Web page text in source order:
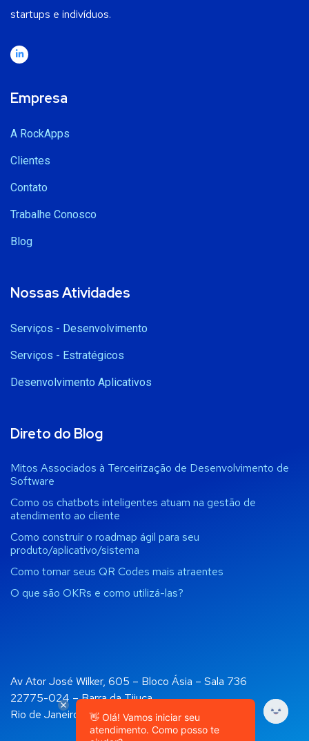
startups e indivíduos.
Empresa
A RockApps
Clientes
Contato
Trabalhe Conosco
Blog
Nossas Atividades
Serviços - Desenvolvimento
Serviços - Estratégicos
Desenvolvimento Aplicativos
Direto do Blog
Mitos Associados à Terceirização de Desenvolvimento de
Software
Como os chatbots inteligentes atuam na gestão de
atendimento ao cliente
Como construir o roadmap ágil para seu
produto/aplicativo/sistema
Como tornar seus QR Codes mais atraentes
O que são OKRs e como utilizá-las?
Av Ator José Wilker, 605 – Bloco Ásia – Sala 736
22775-024 – Barra da Tijuca
Rio de Janeiro, RJ👋 Olá! Vamos iniciar seu
atendimento. Como posso te